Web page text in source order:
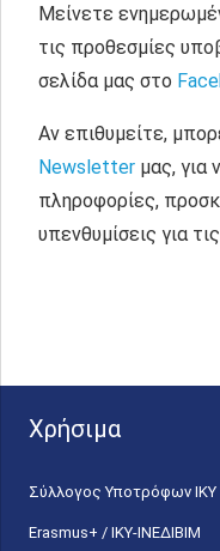
Μείνετε
τις προθεσμίες
σελίδα μας στο
Αν επιθυμείτε,
Νewsletter μας, για
πληροφορίες,
υπενθυμίσεις για
Χρήσιμα
Σύλλογος Υποτρόφων ΙΚΥ
Erasmus+ / ΙΚΥ-ΙΝΕΔΙΒΙΜ